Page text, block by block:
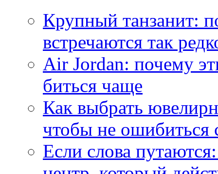
Крупный танзанит:
встречаются так
Air Jordan: почему
биться чаще
Как выбрать
чтобы не ошибиться
Если слова